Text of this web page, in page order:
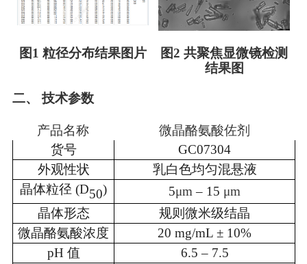
图1 粒径分布结果图片
图2 共聚焦显微镜检测
结果图
二、技术参数
产品名称
微晶酪氨酸佐剂
货号
GC07304
外观性状
乳白色均匀混悬液
晶体粒径 (D50) 5μm – 15 μm
晶体形态
规则微米级结晶
微晶酪氨酸浓度
20 mg/mL ± 10%
pH 值
6.5 – 7.5